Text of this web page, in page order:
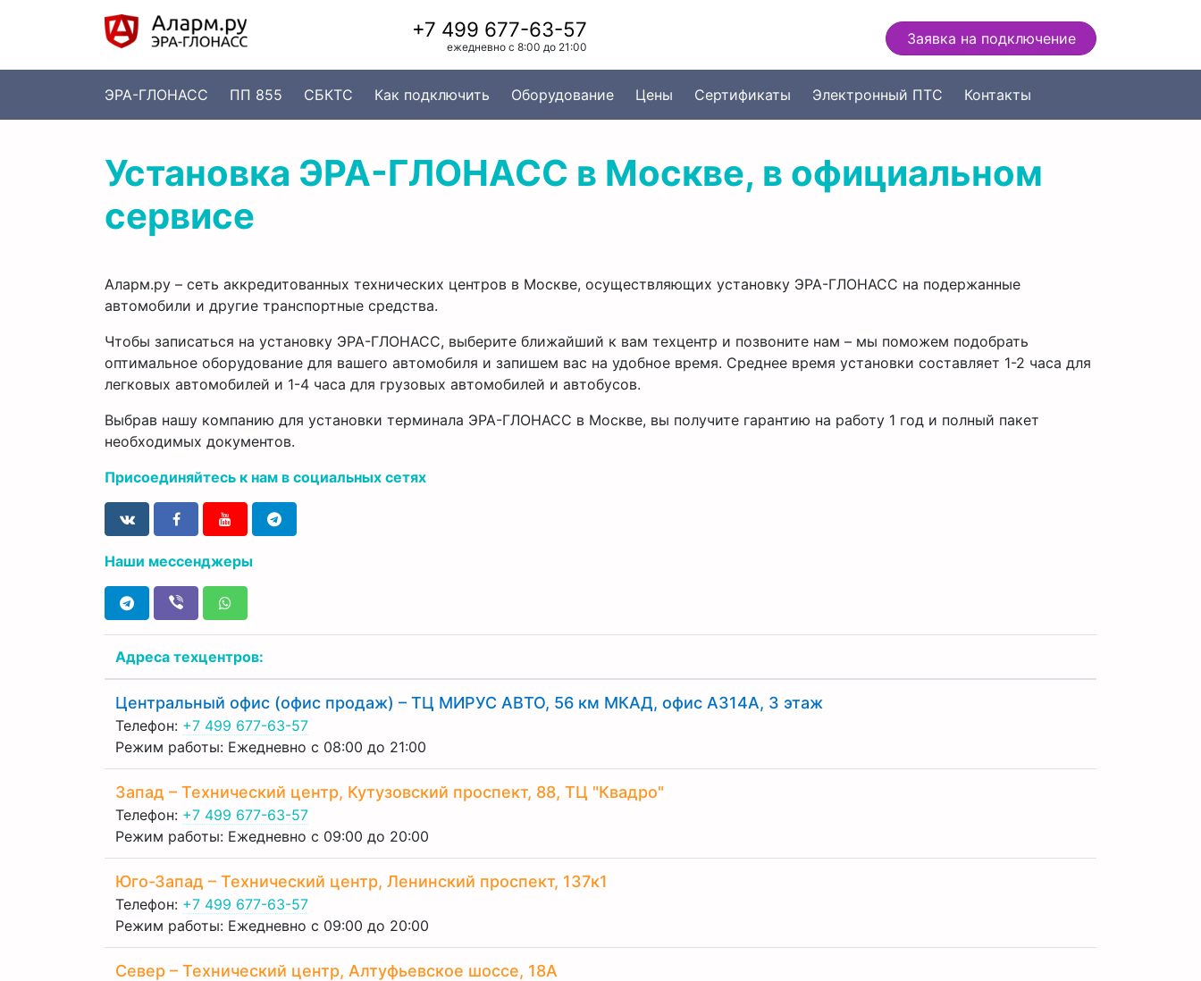
+7 499 677-63-57
ежедневно с 8:00 до 21:00 Заявка на подключение
ЭРА-ГЛОНАСС ПП 855 СБКТС Как подключить Оборудование Цены Сертификаты Электронный ПТС Контакты
Установка ЭРА-ГЛОНАСС в Москве, в официальном
сервисе
Аларм.ру – сеть аккредитованных технических центров в Москве, осуществляющих установку ЭРА-ГЛОНАСС на подержанные
автомобили и другие транспортные средства.
Чтобы записаться на установку ЭРА-ГЛОНАСС, выберите ближайший к вам техцентр и позвоните нам – мы поможем подобрать
оптимальное оборудование для вашего автомобиля и запишем вас на удобное время. Среднее время установки составляет 1-2 часа для
легковых автомобилей и 1-4 часа для грузовых автомобилей и автобусов.
Выбрав нашу компанию для установки терминала ЭРА-ГЛОНАСС в Москве, вы получите гарантию на работу 1 год и полный пакет
необходимых документов.
Присоединяйтесь к нам в социальных сетях
Наши мессенджеры
Адреса техцентров:
Центральный офис (офис продаж) – ТЦ МИРУС АВТО, 56 км МКАД, офис А314А, 3 этаж
Телефон: +7 499 677-63-57
Режим работы: Ежедневно с 08:00 до 21:00
Запад – Технический центр, Кутузовский проспект, 88, ТЦ "Квадро"
Телефон: +7 499 677-63-57
Режим работы: Ежедневно с 09:00 до 20:00
Юго-Запад – Технический центр, Ленинский проспект, 137к1
Телефон: +7 499 677-63-57
Режим работы: Ежедневно с 09:00 до 20:00
Север – Технический центр, Алтуфьевское шоссе, 18A